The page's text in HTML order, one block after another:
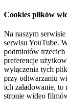
Cookies plików
Na naszym
serwisu YouTube.
podmiotów trzecich
preferencje
wyłączenia tych
przy odtwarzaniu
ich załadowanie,
stronie wideo